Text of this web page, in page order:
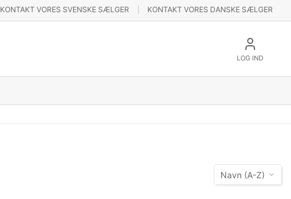
KONTAKT VORES SVENSKE SÆLGER KONTAKT VORES DANSKE SÆLGER
LOG IND
Navn (A-Z)